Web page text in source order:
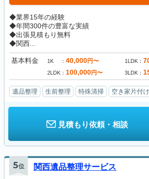
◆業界15年の経験
◆年間300件の豊富な実績
◆出張見積もり無料
◆関西...
基本料金 1K 40,000円〜 1LDK
2LDK 100,000円〜 3LDK
遺品整理 生前整理 特殊清掃 空き家片付け
見積もり依頼・相談
5位 関西遺品整理サービス